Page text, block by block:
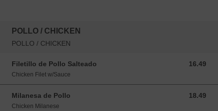
POLLO / CHICKEN
POLLO / CHICKEN
Filetillo de Pollo Salteado 16.49
16.49 USD
Chicken Filet w/Sauce
Milanesa de Pollo 18.49
18.49 USD
Chicken Milanese